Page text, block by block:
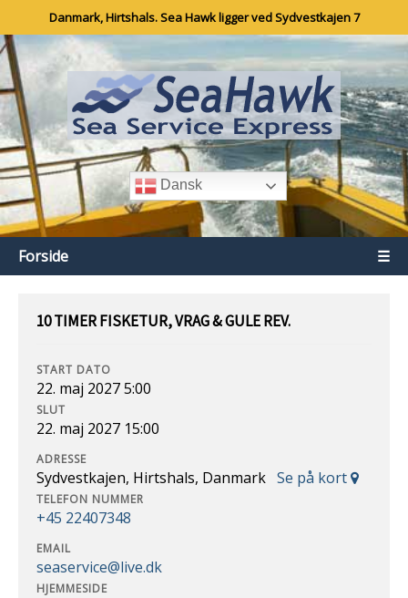
Danmark, Hirtshals. Sea Hawk ligger ved Sydvestkajen 7
Dansk
Forside ☰
10 TIMER FISKETUR, VRAG & GULE REV.
START DATO
22. maj 2027 5:00
SLUT
22. maj 2027 15:00
ADRESSE
Sydvestkajen, Hirtshals, Danmark Se på kort
TELEFON NUMMER
+45 22407348
EMAIL
seaservice@live.dk
HJEMMESIDE